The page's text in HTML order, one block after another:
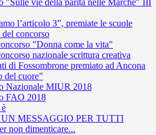
"Sulle vie della parità nelle Marche" III
l’articolo 3”, premiate le scuole
concorso
"Donna come la vita"
nazionale scrittura creativa
di Fossombrone premiato ad Ancona
del cuore”
Nazionale MIUR 2018
FAO 2018
UN MESSAGGIO PER TUTTI
non dimenticare...